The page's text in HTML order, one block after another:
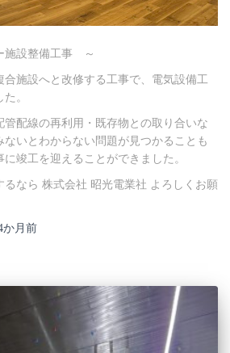
施設整備工事 ～
施設へと改修する工事で、電気設備工
。
管配線の再利用・既存物との取り合いな
ないとわからない問題が見つかることも
竣工を迎えることができました。
るなら 株式会社 昭光電業社 よろしくお願
か月 前